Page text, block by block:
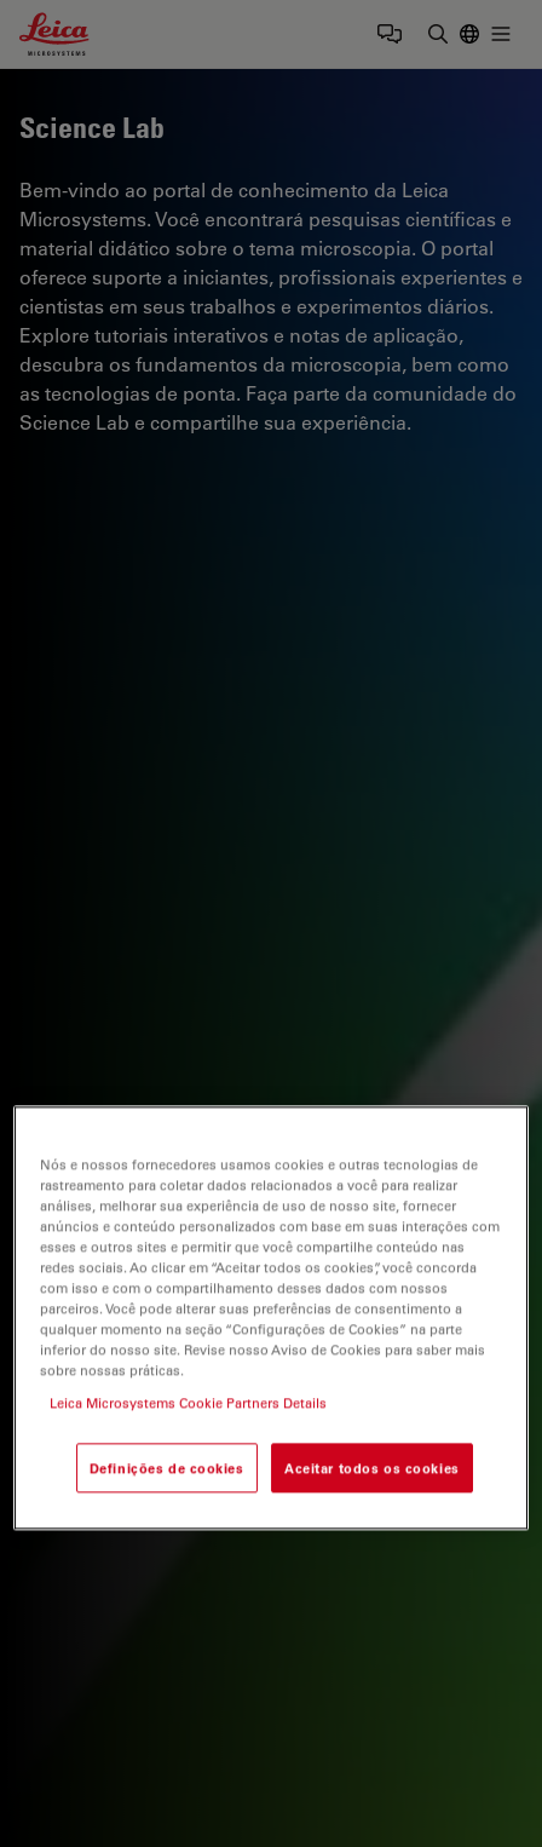
Leica Microsystems Logo
Science Lab
Bem-vindo ao portal de conhecimento da Leica
Microsystems. Você encontrará pesquisas científicas e
material didático sobre o tema microscopia. O portal
oferece suporte a iniciantes, profissionais experientes e
cientistas em seus trabalhos e experimentos diários.
Explore tutoriais interativos e notas de aplicação,
descubra os fundamentos da microscopia, bem como
as tecnologias de ponta. Faça parte da comunidade do
Science Lab e compartilhe sua experiência.
Nós e nossos fornecedores usamos cookies e outras tecnologias de
rastreamento para coletar dados relacionados a você para realizar
análises, melhorar sua experiência de uso de nosso site, fornecer
anúncios e conteúdo personalizados com base em suas interações com
esses e outros sites e permitir que você compartilhe conteúdo nas
redes sociais. Ao clicar em “Aceitar todos os cookies”, você concorda
com isso e com o compartilhamento desses dados com nossos
parceiros. Você pode alterar suas preferências de consentimento a
qualquer momento na seção “Configurações de Cookies” na parte
inferior do nosso site. Revise nosso Aviso de Cookies para saber mais
sobre nossas práticas.
Leica Microsystems Cookie Partners Details
Definições de cookies Aceitar todos os cookies